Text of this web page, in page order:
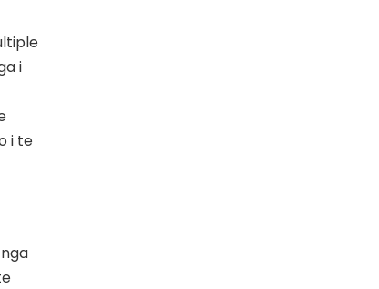
i
i te